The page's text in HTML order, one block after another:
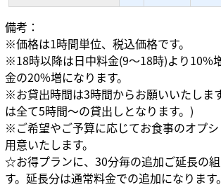
備考：
※価格は1時間単位、税込価格です。
※18時以降は日中料金(9～18時)より10%
金の20%増になります。
※お貸出時間は3時間からお願いいたしま
は全て5時間～の貸出しとなります。)
※ご希望やご予算に応じてお食事のオプ
用意いたします。
☆お得プランに、30分毎の追加ご延長の
す。延長分は通常料金での追加になります。